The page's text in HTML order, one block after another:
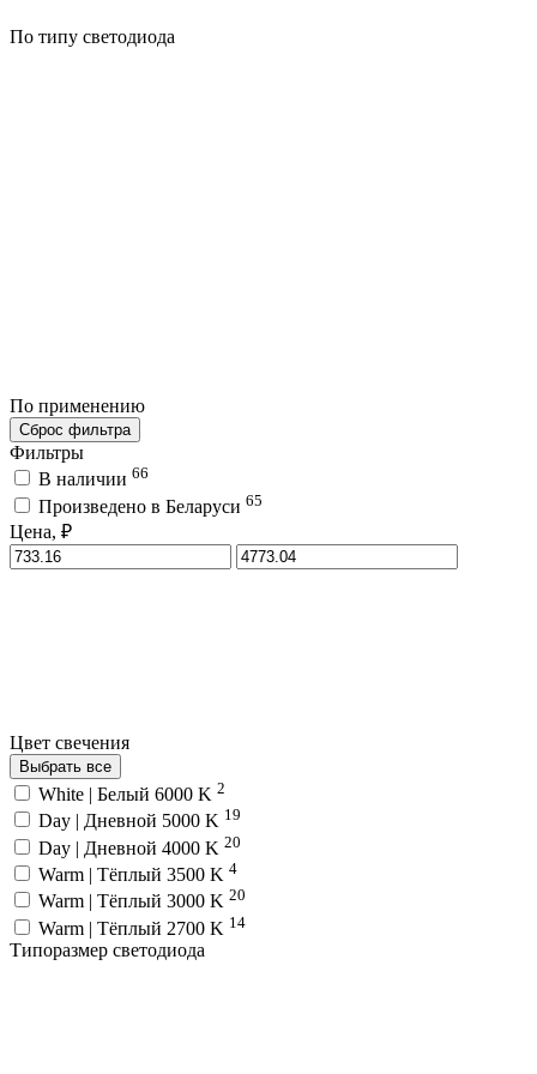
По типу светодиода
По применению
Сброс фильтра
Фильтры
В наличии 66
Произведено в Беларуси 65
Цена, ₽
Цвет свечения
Выбрать все
White | Белый 6000 K 2
Day | Дневной 5000 K 19
Day | Дневной 4000 K 20
Warm | Тёплый 3500 K 4
Warm | Тёплый 3000 K 20
Warm | Тёплый 2700 K 14
Типоразмер светодиода